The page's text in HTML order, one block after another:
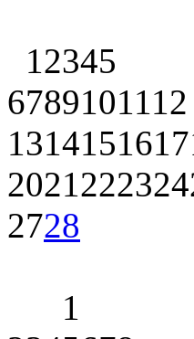
12345
6789101112
1314151617
2021222324
2728
1